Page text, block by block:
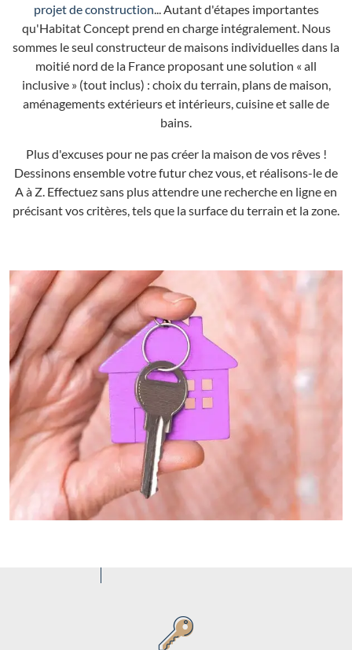
projet de construction... Autant d'étapes importantes
qu'Habitat Concept prend en charge intégralement. Nous
sommes le seul constructeur de maisons individuelles dans la
moitié nord de la France proposant une solution « all
inclusive » (tout inclus) : choix du terrain, plans de maison,
aménagements extérieurs et intérieurs, cuisine et salle de
bains.
Plus d'excuses pour ne pas créer la maison de vos rêves !
Dessinons ensemble votre futur chez vous, et réalisons-le de
A à Z. Effectuez sans plus attendre une recherche en ligne en
précisant vos critères, tels que la surface du terrain et la zone.